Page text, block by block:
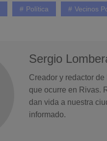
Política Vecinos
Sergio
Creador y redactor
que ocurre en Rivas.
dan vida a nuestra
informado.